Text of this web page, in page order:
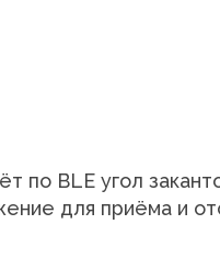
по BLE угол
для приёма и